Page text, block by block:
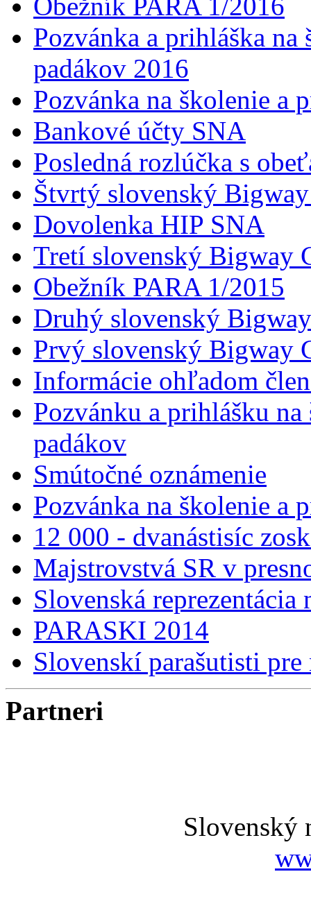
Pozvánka a prihláška
padákov 2016
Pozvánka na školenie a
Bankové účty SNA
Posledná rozlúčka s
Štvrtý slovenský
Dovolenka HIP SNA
Tretí slovenský Bigway
Obežník PARA 1/2015
Druhý slovenský
Prvý slovenský Bigway
Informácie ohľadom
Pozvánku a prihlášku
padákov
Smútočné oznámenie
Pozvánka na školenie a
12 000 - dvanástisíc
Majstrovstvá SR v
Slovenská
PARASKI 2014
Slovenskí parašutisti pre
Partneri
Slovenský